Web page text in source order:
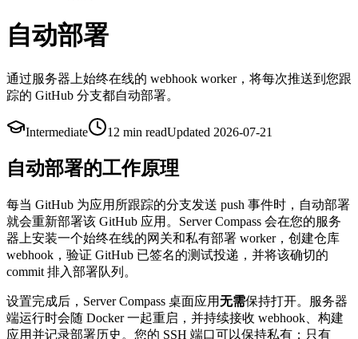
自动部署
通过服务器上始终在线的 webhook worker，将每次推送到您跟
踪的 GitHub 分支都自动部署。
Intermediate 12 min readUpdated 2026-07-21
自动部署的工作原理
每当 GitHub 为应用所跟踪的分支发送 push 事件时，自动部署
就会重新部署该 GitHub 应用。Server Compass 会在您的服务
器上安装一个始终在线的网关和私有部署 worker，创建仓库
webhook，验证 GitHub 已签名的测试投递，并将该确切的
commit 排入部署队列。
设置完成后，Server Compass 桌面应用无需保持打开。服务器
端运行时会随 Docker 一起重启，并持续接收 webhook、构建
应用并记录部署历史。您的 SSH 端口可以保持私有；只有